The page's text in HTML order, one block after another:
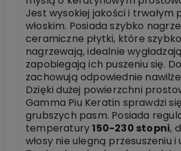
Jest wysokiej jakości i trwałym
włoskim. Posiada szybko
ceramiczne płytki, które
nagrzewają, idealnie
zapobiegają ich puszeniu się.
zachowują odpowiednie
Dzięki dużej powierzchni
Gamma Piu Keratin sprawdzi
grubszych pasm. Posiada
temperatury150-230 stopni,
włosy nie ulegną przesuszeniu i